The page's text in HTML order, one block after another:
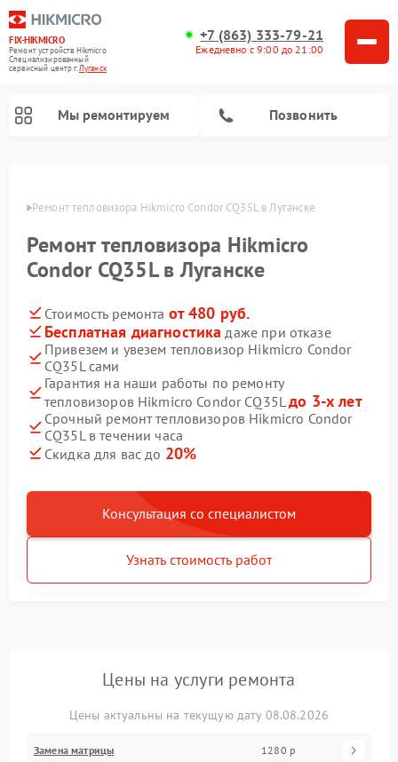
FIX-HIKMICRO
Ремонт устройств Hikmicro
Специализированный
cервисный центр г.Луганск
+7 (863) 333-79-21
Ежедневно с 9:00 до 21:00
Мы ремонтируем Позвонить
Ремонт тепловизора Hikmicro Condor CQ35L в Луганске
Ремонт тепловизора Hikmicro
Condor CQ35L в Луганске
Стоимость ремонта от 480 руб.
Бесплатная диагностика даже при отказе
Привезем и увезем тепловизор Hikmicro Condor
CQ35L сами
Гарантия на наши работы по ремонту
тепловизоров Hikmicro Condor CQ35Lдо 3-х лет
Срочный ремонт тепловизоров Hikmicro Condor
CQ35L в течении часа
Скидка для вас до 20%
Консультация со специалистом
Узнать стоимость работ
Цены на услуги ремонта
Цены актуальны на текущую дату 08.08.2026
Замена матрицы 1280 р